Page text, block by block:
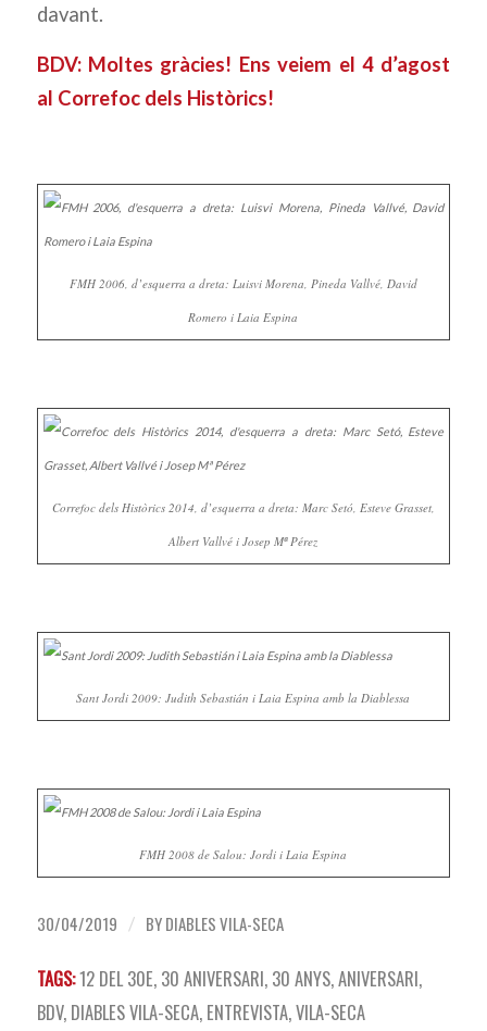
davant.
BDV: Moltes gràcies! Ens veiem el 4 d’agost
al Correfoc dels Històrics!
FMH 2006, d’esquerra a dreta: Luisvi Morena, Pineda Vallvé, David
Romero i Laia Espina
Correfoc dels Històrics 2014, d’esquerra a dreta: Marc Setó, Esteve Grasset,
Albert Vallvé i Josep Mª Pérez
Sant Jordi 2009: Judith Sebastián i Laia Espina amb la Diablessa
FMH 2008 de Salou: Jordi i Laia Espina
30/04/2019 / BYDIABLES VILA-SECA
TAGS:12 DEL 30E, 30 ANIVERSARI, 30 ANYS,ANIVERSARI,
BDV, DIABLES VILA-SECA, ENTREVISTA,VILA-SECA